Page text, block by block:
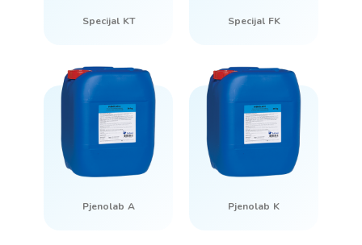
Specijal KT Specijal FK
Pjenolab A Pjenolab K